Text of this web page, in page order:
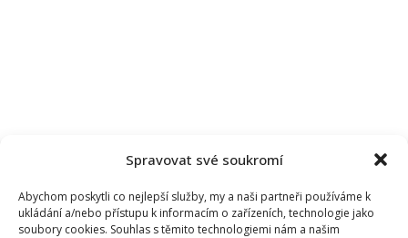
Spravovat své soukromí
Abychom poskytli co nejlepší služby, my a naši partneři používáme k
ukládání a/nebo přístupu k informacím o zařízeních, technologie jako
soubory cookies. Souhlas s těmito technologiemi nám a našim